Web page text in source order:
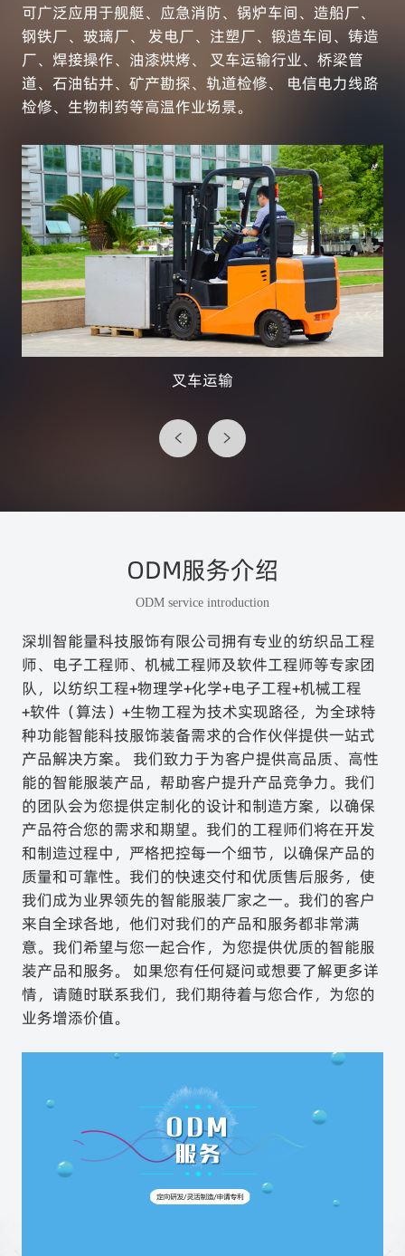
可广泛应用于舰艇、应急消防、锅炉车间、造船厂、
钢铁厂、玻璃厂、 发电厂、注塑厂、锻造车间、铸造
厂、焊接操作、油漆烘烤、 叉车运输行业、桥梁管
道、石油钻井、矿产勘探、轨道检修、 电信电力线路
检修、生物制药等高温作业场景。
叉车运输
ODM服务介绍
ODM service introduction
深圳智能量科技服饰有限公司拥有专业的纺织品工程
师、电子工程师、机械工程师及软件工程师等专家团
队，以纺织工程+物理学+化学+电子工程+机械工程
+软件（算法）+生物工程为技术实现路径，为全球特
种功能智能科技服饰装备需求的合作伙伴提供一站式
产品解决方案。 我们致力于为客户提供高品质、高性
能的智能服装产品，帮助客户提升产品竞争力。我们
的团队会为您提供定制化的设计和制造方案，以确保
产品符合您的需求和期望。我们的工程师们将在开发
和制造过程中，严格把控每一个细节，以确保产品的
质量和可靠性。我们的快速交付和优质售后服务，使
我们成为业界领先的智能服装厂家之一。我们的客户
来自全球各地，他们对我们的产品和服务都非常满
意。我们希望与您一起合作，为您提供优质的智能服
装产品和服务。 如果您有任何疑问或想要了解更多详
情，请随时联系我们，我们期待着与您合作，为您的
业务增添价值。